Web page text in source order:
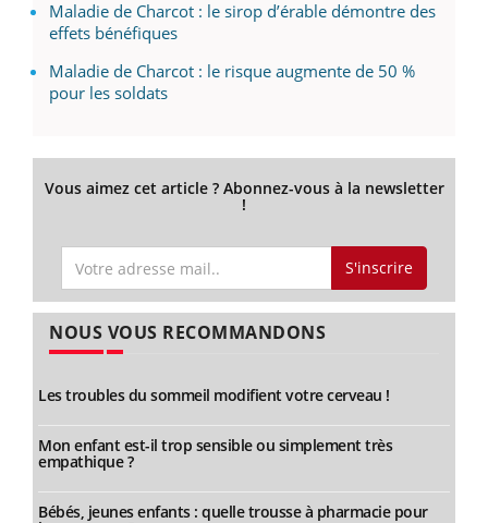
Maladie de Charcot : le sirop d’érable démontre des
effets bénéfiques
Maladie de Charcot : le risque augmente de 50 %
pour les soldats
Vous aimez cet article ? Abonnez-vous à la newsletter
!
S'inscrire
NOUS VOUS RECOMMANDONS
Les troubles du sommeil modifient votre cerveau !
Mon enfant est-il trop sensible ou simplement très
empathique ?
Bébés, jeunes enfants : quelle trousse à pharmacie pour